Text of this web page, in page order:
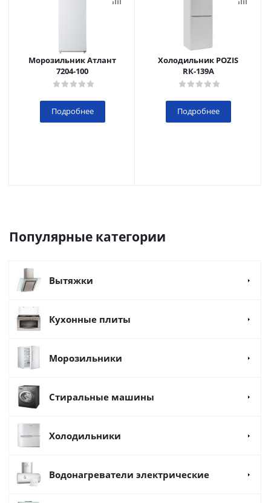
Морозильник Атлант
7204-100
Подробнее
Холодильник POZIS
RК-139А
Подробнее
Популярные категории
Вытяжки
Кухонные плиты
Морозильники
Стиральные машины
Холодильники
Водонагреватели электрические